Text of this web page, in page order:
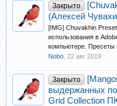
Закрыто
(Алексей
[IMG] Chuvakhin
использования в
компьютере. Пресеты
Nobo 22 авг 2019
Закрыто
выдержанных
Grid Collection